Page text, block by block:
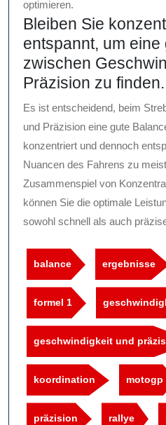
optimieren.
Bleiben Sie
entspannt, um eine
zwischen
Präzision zu finden.
Es ist entscheidend, beim
und Präzision eine gute
konzentriert und dennoch
Nuancen des Fahrens zu
Zusammenspiel von
können Sie die optimale
sowohl schnell als auch
balance ergebnisse
formel 1
geschwindigkeit und
koordination motogp
präzision rallye